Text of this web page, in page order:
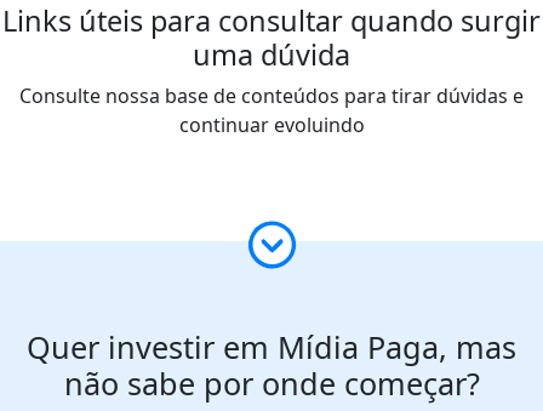
Links úteis para consultar quando surgir
uma dúvida
Consulte nossa base de conteúdos para tirar dúvidas e
continuar evoluindo
Quer investir em Mídia Paga, mas
não sabe por onde começar?